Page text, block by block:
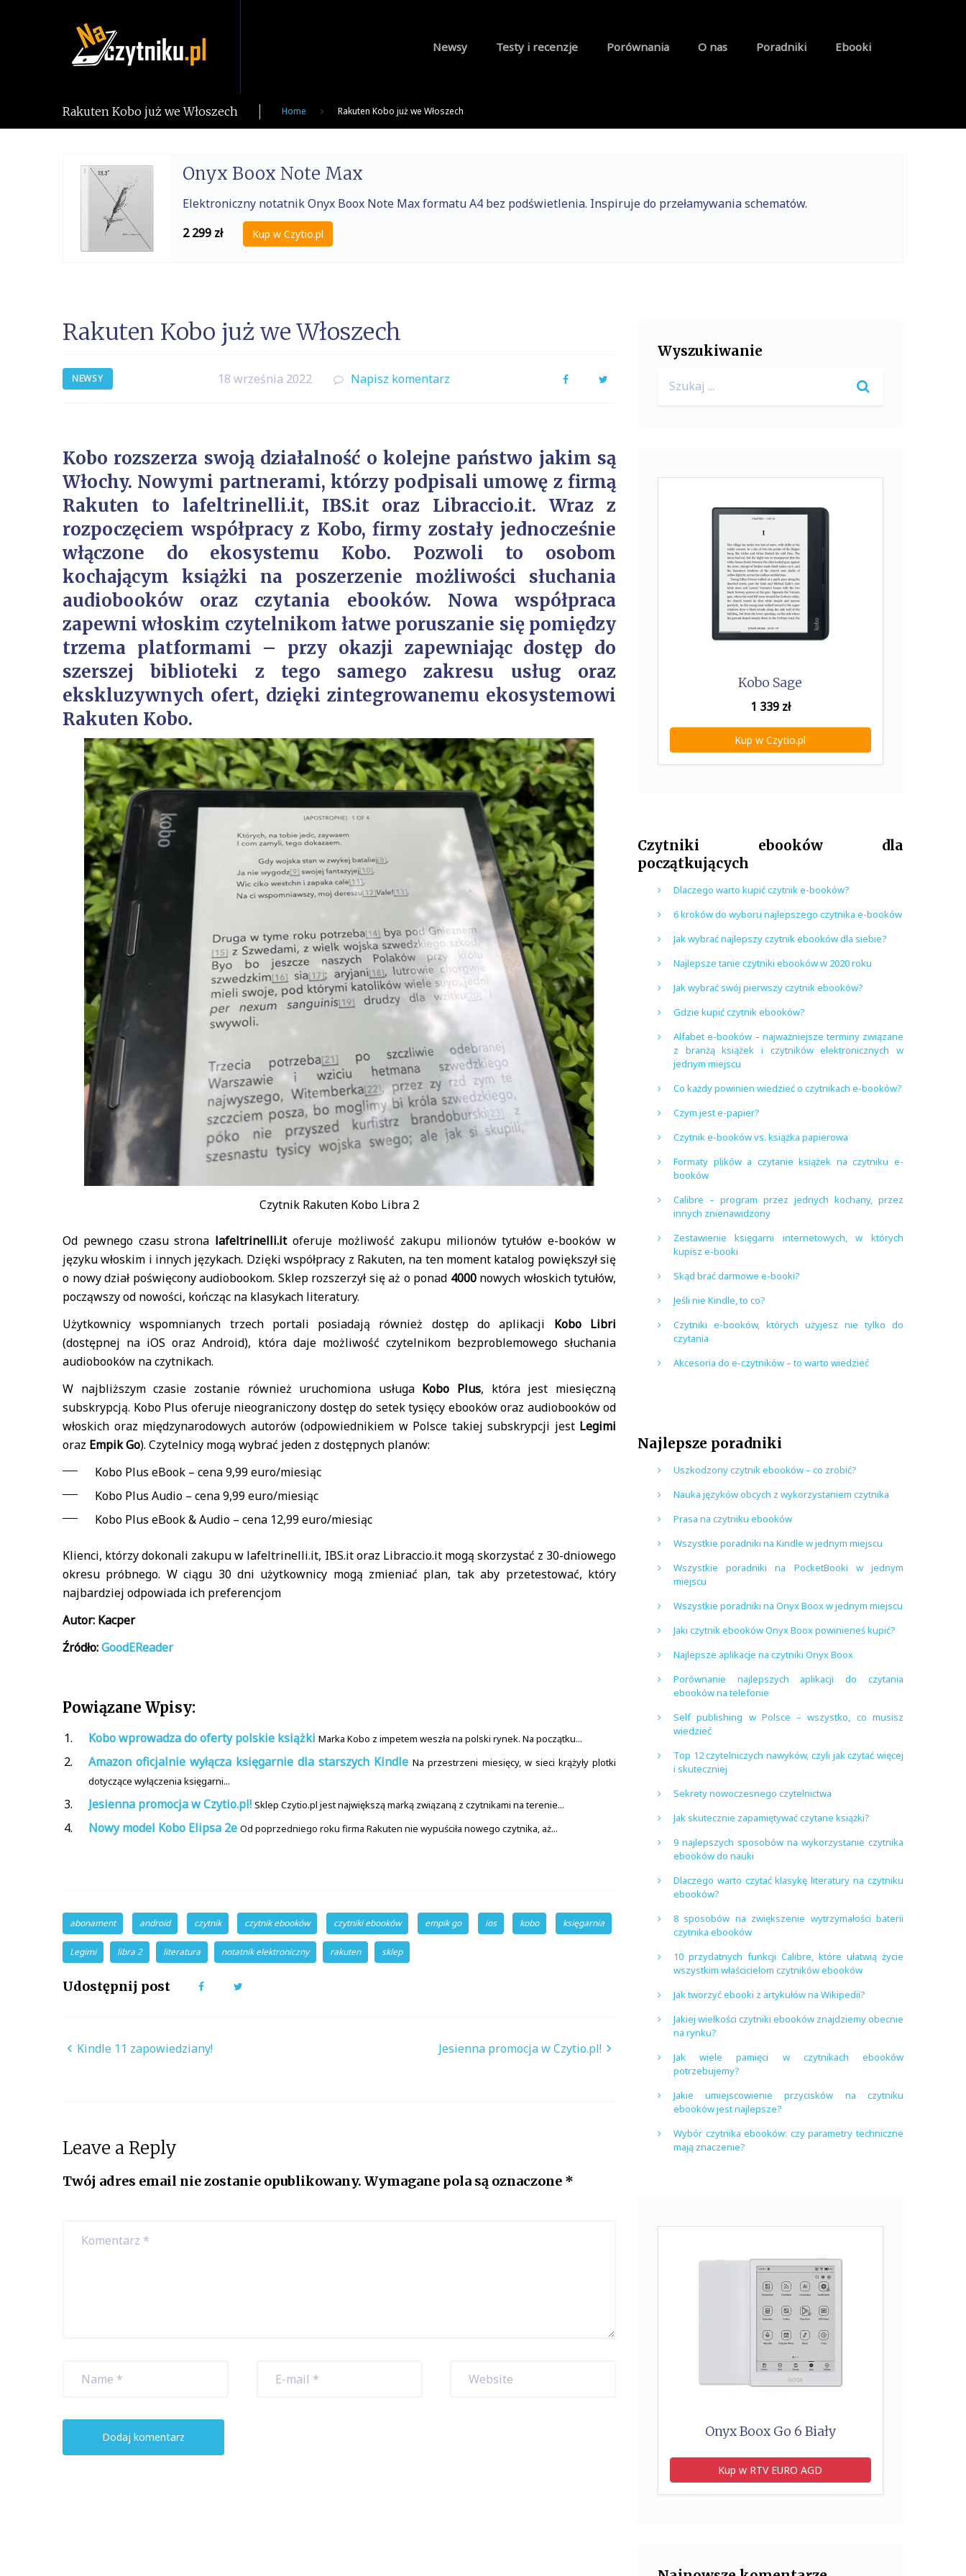
Newsy Testy i recenzje Porównania O nas Poradniki Ebooki
Rakuten Kobo już we Włoszech Home Rakuten Kobo już we Włoszech
Onyx Boox Note Max
Elektroniczny notatnik Onyx Boox Note Max formatu A4 bez podświetlenia. Inspiruje do przełamywania schematów.
2 299 zł Kup w Czytio.pl
Rakuten Kobo już we Włoszech
NEWSY 18 września 2022 Napisz komentarz FacebookTwitter
Kobo rozszerza swoją działalność o kolejne państwo jakim są
Włochy. Nowymi partnerami, którzy podpisali umowę z firmą
Rakuten to lafeltrinelli.it, IBS.it oraz Libraccio.it. Wraz z
rozpoczęciem współpracy z Kobo, firmy zostały jednocześnie
włączone do ekosystemu Kobo. Pozwoli to osobom
kochającym książki na poszerzenie możliwości słuchania
audiobooków oraz czytania ebooków. Nowa współpraca
zapewni włoskim czytelnikom łatwe poruszanie się pomiędzy
trzema platformami – przy okazji zapewniając dostęp do
szerszej biblioteki z tego samego zakresu usług oraz
ekskluzywnych ofert, dzięki zintegrowanemu ekosystemowi
Rakuten Kobo.
Czytnik Rakuten Kobo Libra 2
Od pewnego czasu strona lafeltrinelli.itoferuje możliwość zakupu milionów tytułów e-booków w
języku włoskim i innych językach. Dzięki współpracy z Rakuten, na ten moment katalog powiększył się
o nowy dział poświęcony audiobookom. Sklep rozszerzył się aż o ponad 4000nowych włoskich tytułów,
począwszy od nowości, kończąc na klasykach literatury.
Użytkownicy wspomnianych trzech portali posiadają również dostęp do aplikacji Kobo Libri
(dostępnej na iOS oraz Android), która daje możliwość czytelnikom bezproblemowego słuchania
audiobooków na czytnikach.
W najbliższym czasie zostanie również uruchomiona usługa Kobo Plus, która jest miesięczną
subskrypcją. Kobo Plus oferuje nieograniczony dostęp do setek tysięcy ebooków oraz audiobooków od
włoskich oraz międzynarodowych autorów (odpowiednikiem w Polsce takiej subskrypcji jest Legimi
oraz Empik Go). Czytelnicy mogą wybrać jeden z dostępnych planów:
Kobo Plus eBook – cena 9,99 euro/miesiąc
Kobo Plus Audio – cena 9,99 euro/miesiąc
Kobo Plus eBook & Audio – cena 12,99 euro/miesiąc
Klienci, którzy dokonali zakupu w lafeltrinelli.it, IBS.it oraz Libraccio.it mogą skorzystać z 30-dniowego
okresu próbnego. W ciągu 30 dni użytkownicy mogą zmieniać plan, tak aby przetestować, który
najbardziej odpowiada ich preferencjom
Autor: Kacper
Źródło:GoodEReader
Powiązane Wpisy:
Kobo wprowadza do oferty polskie książki Marka Kobo z impetem weszła na polski rynek. Na początku...
Amazon oficjalnie wyłącza księgarnie dla starszych Kindle Na przestrzeni miesięcy, w sieci krążyły plotki
dotyczące wyłączenia księgarni...
Jesienna promocja w Czytio.pl! Sklep Czytio.pl jest największą marką związaną z czytnikami na terenie...
Nowy model Kobo Elipsa 2e Od poprzedniego roku firma Rakuten nie wypuściła nowego czytnika, aż...
abonament android czytnik czytnik ebooków czytniki ebooków empik go ios kobo księgarnia
Legimi libra 2 literatura notatnik elektroniczny rakuten sklep
Udostępnij post Facebook
Nawigacja
Kindle 11 zapowiedziany! Jesienna promocja w Czytio.pl!
Leave a Reply
Twój adres email nie zostanie opublikowany. Wymagane pola są oznaczone *
Wyszukiwanie
for:
Kobo Sage
1 339zł
Kup w Czytio.pl
Czytniki ebooków dla
początkujących
Dlaczego warto kupić czytnik e-booków?
6 kroków do wyboru najlepszego czytnika e-booków
Jak wybrać najlepszy czytnik ebooków dla siebie?
Najlepsze tanie czytniki ebooków w 2020 roku
Jak wybrać swój pierwszy czytnik ebooków?
Gdzie kupić czytnik ebooków?
Alfabet e-booków – najważniejsze terminy związane
z branżą książek i czytników elektronicznych w
jednym miejscu
Co każdy powinien wiedzieć o czytnikach e-booków?
Czym jest e-papier?
Czytnik e-booków vs. książka papierowa
Formaty plików a czytanie książek na czytniku e-
booków
Calibre – program przez jednych kochany, przez
innych znienawidzony
Zestawienie księgarni internetowych, w których
kupisz e-booki
Skąd brać darmowe e-booki?
Jeśli nie Kindle, to co?
Czytniki e-booków, których użyjesz nie tylko do
czytania
Akcesoria do e-czytników – to warto wiedzieć
Najlepsze poradniki
Uszkodzony czytnik ebooków – co zrobić?
Nauka języków obcych z wykorzystaniem czytnika
Prasa na czytniku ebooków
Wszystkie poradniki na Kindle w jednym miejscu
Wszystkie poradniki na PocketBooki w jednym
miejscu
Wszystkie poradniki na Onyx Boox w jednym miejscu
Jaki czytnik ebooków Onyx Boox powinieneś kupić?
Najlepsze aplikacje na czytniki Onyx Boox
Porównanie najlepszych aplikacji do czytania
ebooków na telefonie
Self publishing w Polsce – wszystko, co musisz
wiedzieć
Top 12 czytelniczych nawyków, czyli jak czytać więcej
i skuteczniej
Sekrety nowoczesnego czytelnictwa
Jak skutecznie zapamiętywać czytane książki?
9 najlepszych sposobów na wykorzystanie czytnika
ebooków do nauki
Dlaczego warto czytać klasykę literatury na czytniku
ebooków?
8 sposobów na zwiększenie wytrzymałości baterii
czytnika ebooków
10 przydatnych funkcji Calibre, które ułatwią życie
wszystkim właścicielom czytników ebooków
Jak tworzyć ebooki z artykułów na Wikipedii?
Jakiej wielkości czytniki ebooków znajdziemy obecnie
na rynku?
Jak wiele pamięci w czytnikach ebooków
potrzebujemy?
Jakie umiejscowienie przycisków na czytniku
ebooków jest najlepsze?
Wybór czytnika ebooków: czy parametry techniczne
mają znaczenie?
Onyx Boox Go 6 Biały
Kup w RTV EURO AGD